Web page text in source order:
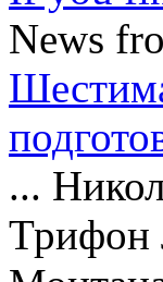
News
...
Трифон